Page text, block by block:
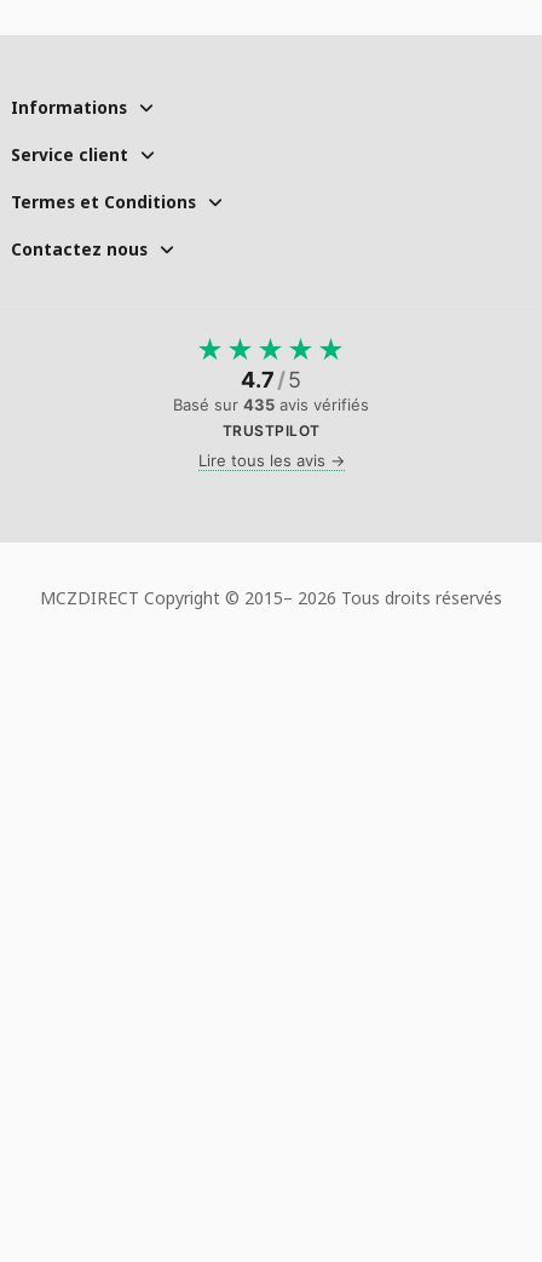
Informations
Service client
Termes et Conditions
Contactez nous
★ ★ ★ ★ ★
4.7/5
Basé sur 435 avis vérifiés
TRUSTPILOT
Lire tous les avis →
MCZDIRECT Copyright © 2015– 2026 Tous droits réservés